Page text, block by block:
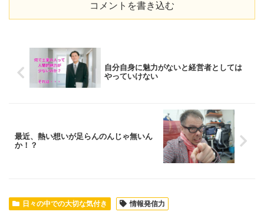
コメントを書き込む
自分自身に魅力がないと経営者としては
やっていけない
最近、熱い想いが足らんのんじゃ無いん
か！？
日々の中での大切な気付き 情報発信力